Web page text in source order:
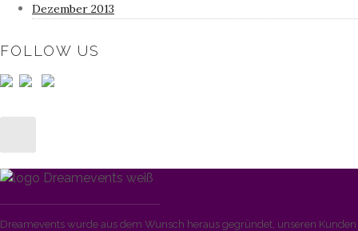
Dezember 2013
FOLLOW US
Dreamevents wurde aus dem Wunsch heraus gegründet, unseren